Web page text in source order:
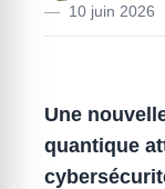
10 juin 2026
Une
quantique